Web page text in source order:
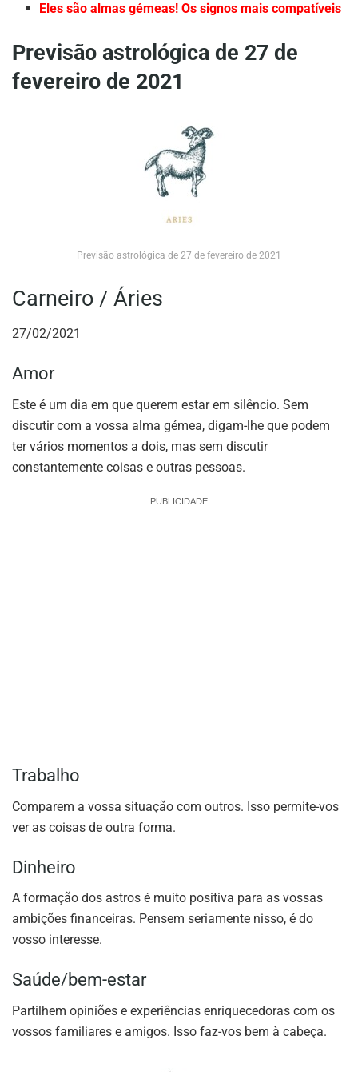
Eles são almas gémeas! Os signos mais compatíveis
Previsão astrológica de 27 de
fevereiro de 2021
Previsão astrológica de 27 de fevereiro de 2021
Carneiro / Áries
27/02/2021
Amor
Este é um dia em que querem estar em silêncio. Sem
discutir com a vossa alma gémea, digam-lhe que podem
ter vários momentos a dois, mas sem discutir
constantemente coisas e outras pessoas.
PUBLICIDADE
Trabalho
Comparem a vossa situação com outros. Isso permite-vos
ver as coisas de outra forma.
Dinheiro
A formação dos astros é muito positiva para as vossas
ambições financeiras. Pensem seriamente nisso, é do
vosso interesse.
Saúde/bem-estar
Partilhem opiniões e experiências enriquecedoras com os
vossos familiares e amigos. Isso faz-vos bem à cabeça.